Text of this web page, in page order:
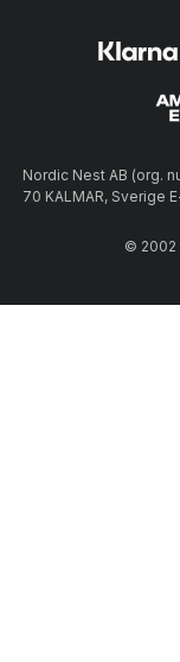
Nordic Nest AB (org.
70 KALMAR, Sverige
© 2002